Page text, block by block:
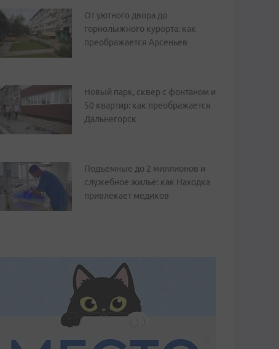
От уютного двора до
горнолыжного курорта: как
преображается Арсеньев
Новый парк, сквер с фонтаном и
50 квартир: как преображается
Дальнегорск
Подъемные до 2 миллионов и
служебное жилье: как Находка
привлекает медиков